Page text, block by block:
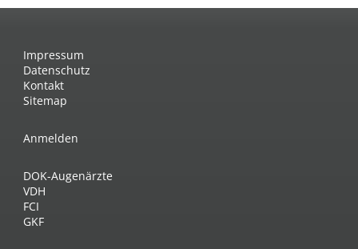
Impressum
Datenschutz
Kontakt
Sitemap
Anmelden
DOK-Augenärzte
VDH
FCI
GKF